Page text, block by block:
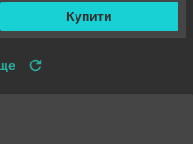
Купити